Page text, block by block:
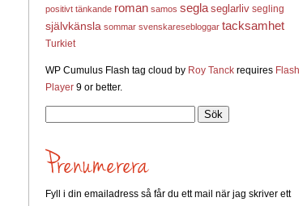
positivt tänkande roman samos segla seglarliv segling
självkänsla sommar svenskaresebloggar tacksamhet
Turkiet
WP Cumulus Flash tag cloud by Roy Tanckrequires Flash
Player9 or better.
Fyll i din emailadress så får du ett mail när jag skriver ett